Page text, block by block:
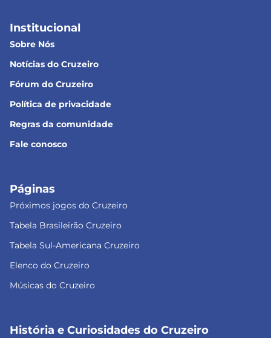
Institucional
Sobre Nós
Notícias do Cruzeiro
Fórum do Cruzeiro
Política de privacidade
Regras da comunidade
Fale conosco
Páginas
Próximos jogos do Cruzeiro
Tabela Brasileirão Cruzeiro
Tabela Sul-Americana Cruzeiro
Elenco do Cruzeiro
Músicas do Cruzeiro
História e Curiosidades do Cruzeiro